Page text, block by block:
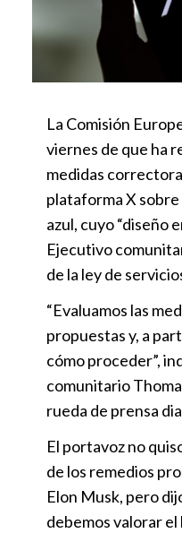
La Comisión
viernes de que ha
medidas
plataforma X
azul, cuyo “diseño
Ejecutivo
de la ley de
“Evaluamos las
propuestas y, a
cómo proceder”,
comunitario
rueda de prensa
El portavoz no
de los remedios
Elon Musk, pero
debemos valorar